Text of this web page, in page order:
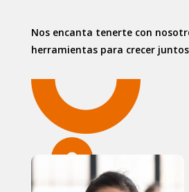
Nos encanta tenerte con
herramientas para crecer